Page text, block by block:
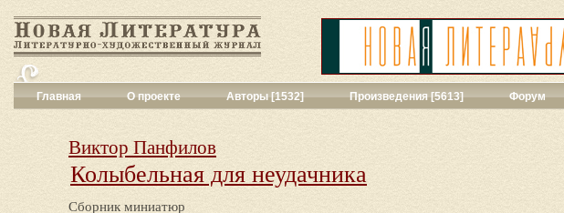
Главная О проекте Авторы [1532] Произведения [5613]
Переводы прозы
Форум
Виктор Панфилов
Колыбельная для неудачника
Сборник миниатюр